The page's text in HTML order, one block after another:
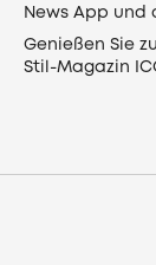
News App und
Genießen Sie
Stil-Magazin